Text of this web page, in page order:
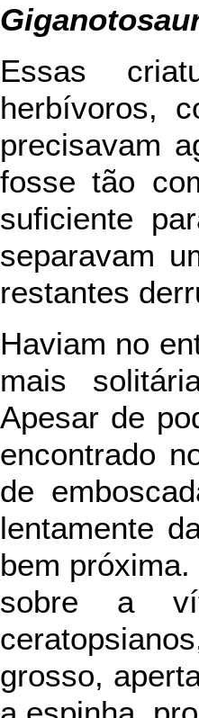
Essas
herbívoros,
precisavam
fosse tão
suficiente
separavam
restantes
Haviam no
mais
Apesar de
encontrado
de
lentamente
bem
sobre a
grosso,